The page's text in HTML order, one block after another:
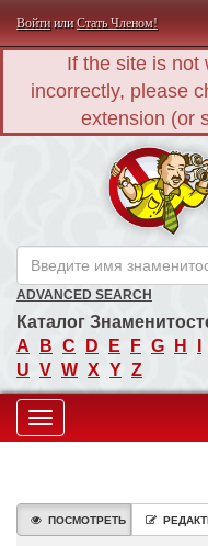
ВойтиилиСтать Членом!
If the site is not
incorrectly, please
extension (or
ADVANCED SEARCH
Каталог
A
B C D E F G H
U V W X Y Z
Toggle
ПОСМОТРЕТЬ